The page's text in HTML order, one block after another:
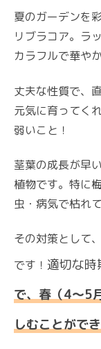
夏のガーデンを
リブラコア。ラ
カラフルで華やか
丈夫な性質で、
元気に育ってく
弱いこと！
茎葉の成長が早
植物です。特に
虫・病気で枯れ
その対策として
です！ 適切な時
で、春（4～5
しむことがで